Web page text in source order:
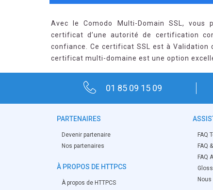
Avec le Comodo Multi-Domain SSL, vous
certificat d’une autorité de certification
confiance. Ce certificat SSL est à Validation
certificat multi-domaine est une option
01 85 09 15 09
PARTENAIRES
Devenir partenaire
Nos partenaires
À PROPOS DE HTTPCS
À propos de HTTPCS
FAQ
FAQ
FAQ